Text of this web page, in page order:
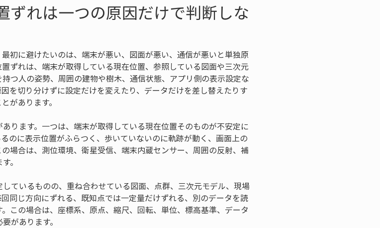
ずれは一つの原因だけで判断しな
初に避けたいのは、端末が悪い、図面が悪い、通信が悪いと単独原
ずれは、端末が取得している現在位置、参照している図面や三次元
つ人の姿勢、周囲の建物や樹木、通信状態、アプリ側の表示設定な
を切り分けずに設定だけを変えたり、データだけを差し替えたりす
があります。
ります。一つは、端末が取得している現在位置そのものが不安定に
のに表示位置がふらつく、歩いていないのに軌跡が動く、画面上の
場合は、測位環境、衛星受信、端末内蔵センサー、周囲の反射、補
。
ているものの、重ね合わせている図面、点群、三次元モデル、現場
同じ方向にずれる、既知点では一定量だけずれる、別のデータを読
この場合は、座標系、原点、縮尺、回転、単位、標高基準、データ
があります。